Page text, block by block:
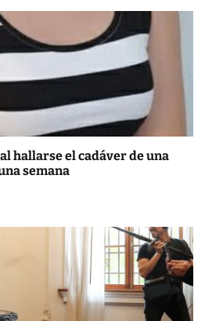
hallarse el cadáver de una
semana